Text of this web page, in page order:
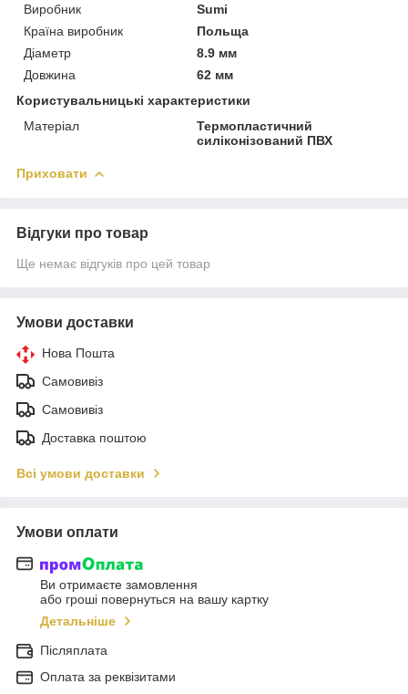
Виробник
Sumi
Країна виробник
Польща
Діаметр
8.9 мм
Довжина
62 мм
Користувальницькі характеристики
Матеріал
Термопластичний
силіконізований ПВХ
Приховати
Відгуки про товар
Ще немає відгуків про цей товар
Умови доставки
Нова Пошта
Самовивіз
Самовивіз
Доставка поштою
Всі умови доставки
Умови оплати
Ви отримаєте замовлення
або гроші повернуться на вашу картку
Детальніше
Післяплата
Оплата за реквізитами